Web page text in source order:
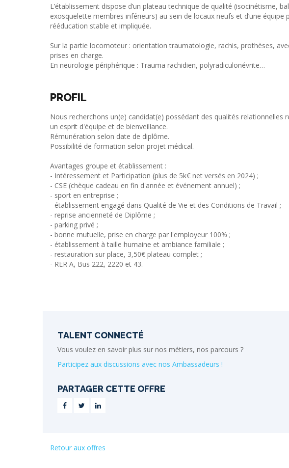
L’établissement dispose d’un plateau technique de qualité (isocinétisme,
exosquelette membres inférieurs) au sein de locaux neufs et d’une
rééducation stable et impliquée.
Sur la partie locomoteur : orientation traumatologie, rachis, prothèses,
prises en charge.
En neurologie périphérique : Trauma rachidien, polyradiculonévrite…
PROFIL
Nous recherchons un(e) candidat(e) possédant des qualités relationnelles
un esprit d'équipe et de bienveillance.
Rémunération selon date de diplôme.
Possibilité de formation selon projet médical.
Avantages groupe et établissement :
- Intéressement et Participation (plus de 5k€ net versés en 2024) ;
- CSE (chèque cadeau en fin d'année et événement annuel) ;
- sport en entreprise ;
- établissement engagé dans Qualité de Vie et des Conditions de Travail ;
- reprise ancienneté de Diplôme ;
- parking privé ;
- bonne mutuelle, prise en charge par l'employeur 100% ;
- établissement à taille humaine et ambiance familiale ;
- restauration sur place, 3,50€ plateau complet ;
- RER A, Bus 222, 2220 et 43.
TALENT CONNECTÉ
Vous voulez en savoir plus sur nos métiers, nos parcours ?
Participez aux discussions avec nos Ambassadeurs !
PARTAGER CETTE OFFRE
Retour aux offres